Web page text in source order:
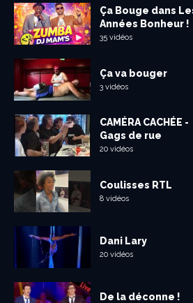
Ça Bouge dans
Années Bonheur !
35 vidéos
Ça va bouger
3 vidéos
CAMÉRA CACHÉE -
Gags de rue
20 vidéos
Coulisses RTL
8 vidéos
Dani Lary
20 vidéos
De la déconne !